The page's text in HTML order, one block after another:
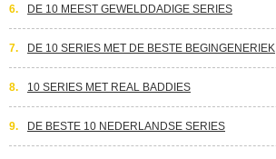
6. DE 10 MEEST GEWELDDADIGE SERIES
7. DE 10 SERIES MET DE BESTE BEGINGENERIEK
8. 10 SERIES MET REAL BADDIES
9. DE BESTE 10 NEDERLANDSE SERIES